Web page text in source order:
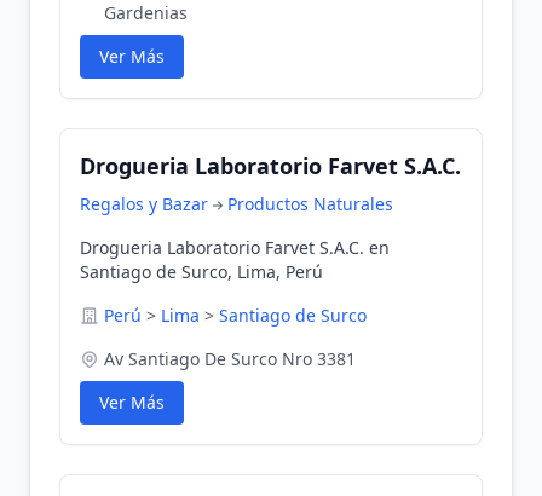
Gardenias
Ver Más
Drogueria Laboratorio Farvet S.A.C.
Regalos y Bazar
Productos Naturales
Drogueria Laboratorio Farvet S.A.C. en
Santiago de Surco, Lima, Perú
Perú > Lima > Santiago de Surco
Av Santiago De Surco Nro 3381
Ver Más